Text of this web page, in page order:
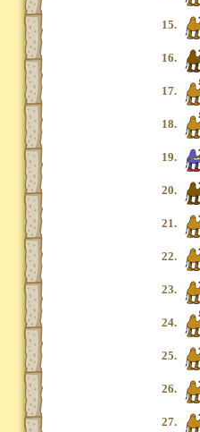
15.
16.
17.
18.
19.
20.
21.
22.
23.
24.
25.
26.
27.